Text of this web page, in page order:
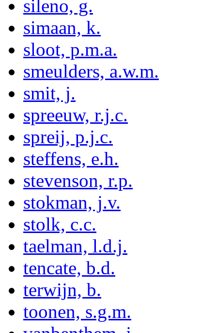
sileno, g.
simaan, k.
sloot, p.m.a.
smeulders, a.w.m.
smit, j.
spreeuw, r.j.c.
spreij, p.j.c.
steffens, e.h.
stevenson, r.p.
stokman, j.v.
stolk, c.c.
taelman, l.d.j.
tencate, b.d.
terwijn, b.
toonen, s.g.m.